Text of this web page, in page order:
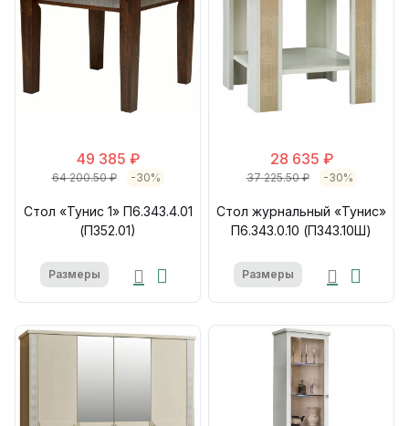
49 385 ₽
64 200.50 ₽ -30%
Стол «Тунис 1» П6.343.4.01
(П352.01)
Размеры
28 635 ₽
37 225.50 ₽ -30%
Стол журнальный «Тунис»
П6.343.0.10 (П343.10Ш)
Размеры